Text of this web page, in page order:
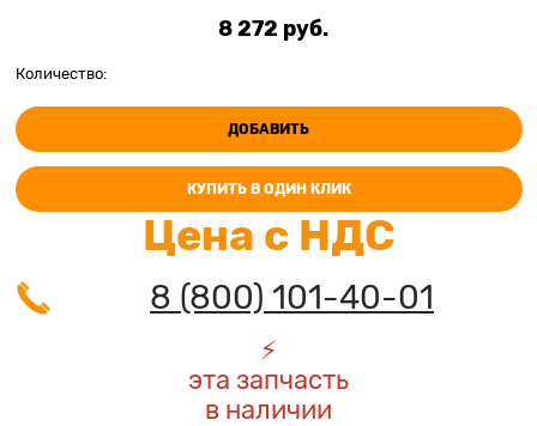
8 272 руб.
Количество:
ДОБАВИТЬ
КУПИТЬ В ОДИН КЛИК
Цена с НДС
8 (800) 101-40-01
⚡️
эта запчасть
в наличии